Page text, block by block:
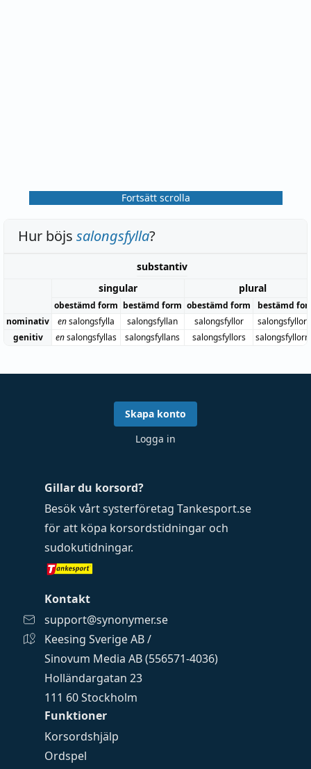
Fortsätt scrolla
Hur böjs salongsfylla?
substantiv
singular
plural
obestämd form bestämd form obestämd form
bestämd
nominativ
ensalongsfylla salongsfyllan salongsfyllor
genitiv
ensalongsfyllas salongsfyllans salongsfyllors
Funktioner
Korsordshjälp
Ordspel
Gillar du korsord?
Besök vårt systerföretag Tankesport.se
för att köpa korsordstidningar och
sudokutidningar.
Kontakt
support@synonymer.se
Keesing Sverige AB /
Sinovum Media AB (556571-4036)
Holländargatan 23
111 60 Stockholm
Skapa konto
Logga in